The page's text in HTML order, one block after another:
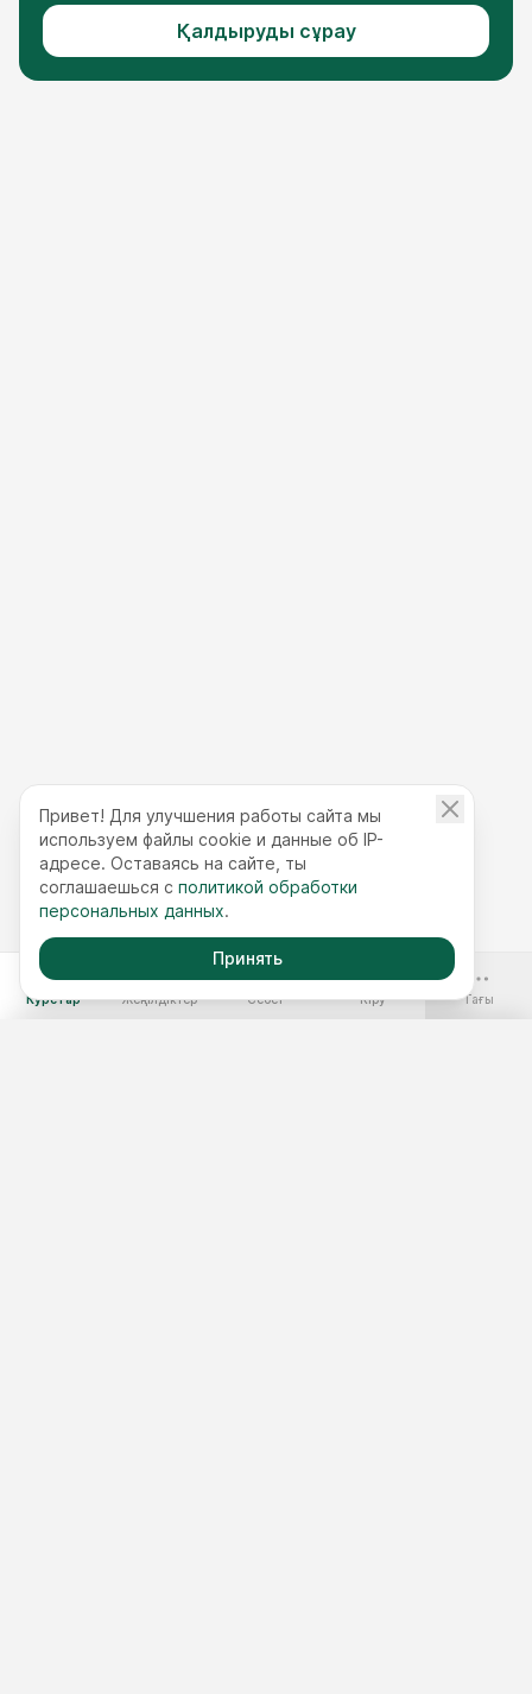
Қалдыруды сұрау
Курстар Жеңілдіктер Себет Кіру Тағы
Привет! Для улучшения работы сайта мы
используем файлы cookie и данные об IP-
адресе. Оставаясь на сайте, ты
соглашаешься с политикой обработки
персональных данных.
Принять